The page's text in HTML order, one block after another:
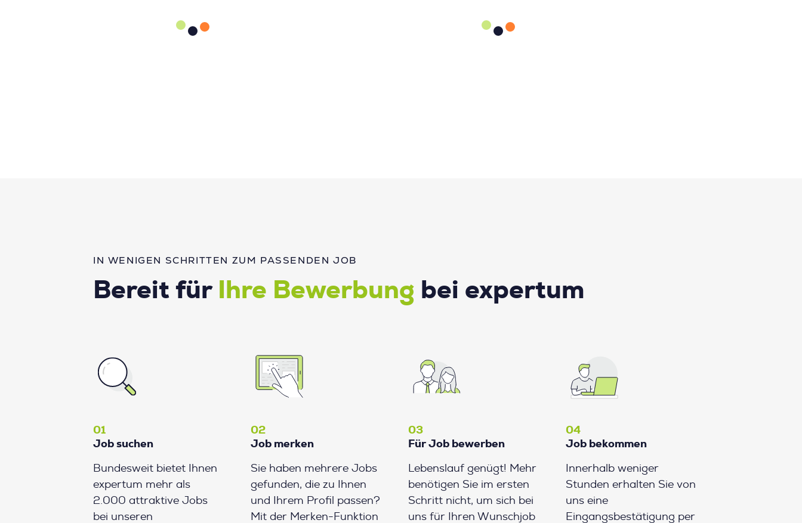
IN WENIGEN SCHRITTEN ZUM PASSENDEN JOB
Bereit für Ihre Bewerbung bei expertum
01
Job suchen
Bundesweit bietet Ihnen
expertum mehr als
2.000 attraktive Jobs
bei unseren
02
Job merken
Sie haben mehrere Jobs
gefunden, die zu Ihnen
und Ihrem Profil passen?
Mit der Merken-Funktion
03
Für Job bewerben
Lebenslauf genügt! Mehr
benötigen Sie im ersten
Schritt nicht, um sich bei
uns für Ihren Wunschjob
04
Job bekommen
Innerhalb weniger
Stunden erhalten Sie von
uns eine
Eingangsbestätigung per